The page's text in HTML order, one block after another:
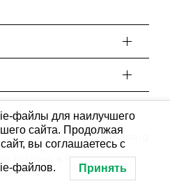
Holberg в России
© 2026 Holberg
файлы для наилучшего
сайта. Продолжая
вы соглашаетесь с
файлов. Принять